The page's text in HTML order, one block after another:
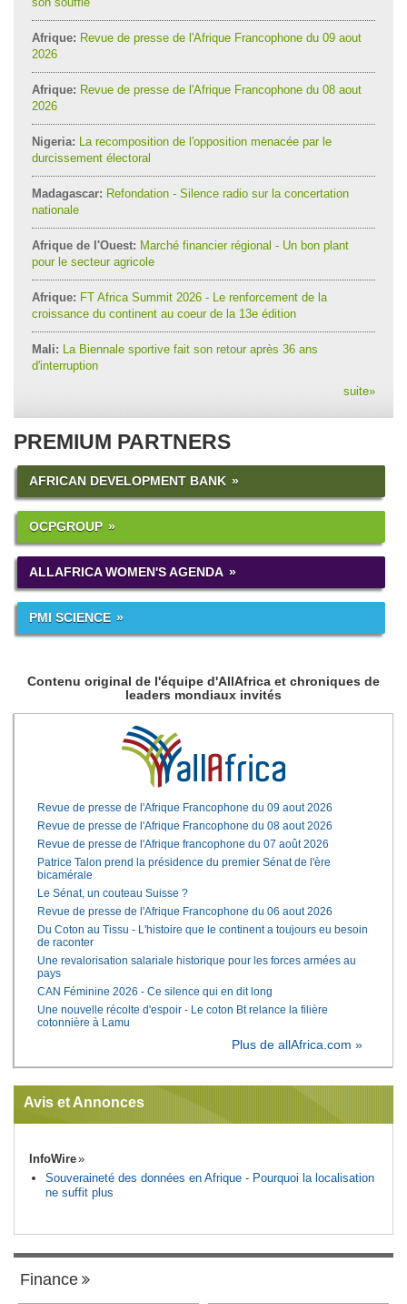
Afrique: Revue de presse de l'Afrique Francophone du 09 aout
2026
Afrique: Revue de presse de l'Afrique Francophone du 08 aout
2026
Nigeria: La recomposition de l'opposition menacée par le
durcissement électoral
Madagascar: Refondation - Silence radio sur la concertation
nationale
Afrique de l'Ouest: Marché financier régional - Un bon plant
pour le secteur agricole
Afrique: FT Africa Summit 2026 - Le renforcement de la
croissance du continent au coeur de la 13e édition
Mali: La Biennale sportive fait son retour après 36 ans
d'interruption
suite»
PREMIUM PARTNERS
AFRICAN DEVELOPMENT BANK
OCPGROUP
ALLAFRICA WOMEN'S AGENDA
PMI SCIENCE
Contenu original de l'équipe d'AllAfrica et chroniques de
leaders mondiaux invités
Revue de presse de l'Afrique Francophone du 09 aout 2026
Revue de presse de l'Afrique Francophone du 08 aout 2026
Revue de presse de l'Afrique francophone du 07 août 2026
Patrice Talon prend la présidence du premier Sénat de l'ère
bicamérale
Le Sénat, un couteau Suisse ?
Revue de presse de l'Afrique Francophone du 06 aout 2026
Du Coton au Tissu - L'histoire que le continent a toujours eu besoin
de raconter
Une revalorisation salariale historique pour les forces armées au
pays
CAN Féminine 2026 - Ce silence qui en dit long
Une nouvelle récolte d'espoir - Le coton Bt relance la filière
cotonnière à Lamu
Plus de allAfrica.com »
Avis et Annonces
InfoWire
Souveraineté des données en Afrique - Pourquoi la localisation
ne suffit plus
Finance